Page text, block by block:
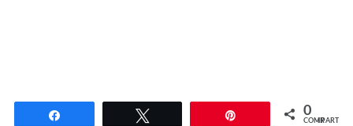
0
COMPARTIR